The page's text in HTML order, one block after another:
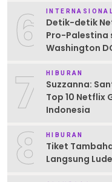
6 INTERNASIONAL
Detik-detik
Pro-Palestina
Washington
7 HIBURAN
Suzzanna:
Top 10 Netflix
Indonesia
8 HIBURAN
Tiket
Langsung